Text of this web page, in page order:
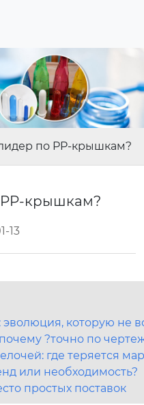
по PP-крышкам?
крышкам?
13
эволюция, которую не
?точно по
где теряется
или необходимость?
простых поставок